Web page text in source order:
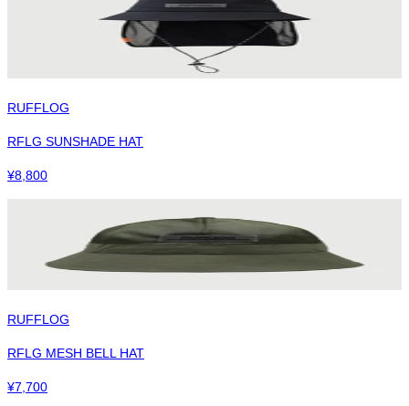
RUFFLOG
RFLG SUNSHADE HAT
¥8,800
RUFFLOG
RFLG MESH BELL HAT
¥7,700